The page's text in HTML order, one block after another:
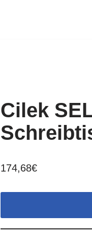
Cilek
174,68€